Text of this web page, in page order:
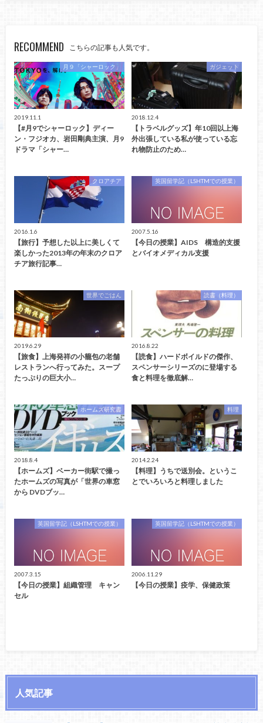
RECOMMEND こちらの記事も人気です。
月９「シャーロック」
2019.11.1
【#月9でシャーロック】ディー
ン・フジオカ、岩田剛典主演、月9
ドラマ「シャー…
ガジェット
2018.12.4
【トラベルグッズ】年10回以上海
外出張している私が使っている忘
れ物防止のため…
クロアチア
2016.1.6
【旅行】予想した以上に美しくて
楽しかった2013年の年末のクロア
チア旅行記事…
英国留学記（LSHTMでの授業）
2007.5.16
【今日の授業】AIDS 構造的支援
とバイオメディカル支援
世界でごはん
2019.6.29
【旅食】上海発祥の小籠包の老舗
レストランへ行ってみた。スープ
たっぷりの巨大小…
読書（料理）
2016.8.22
【読食】ハードボイルドの傑作、
スペンサーシリーズのに登場する
食と料理を徹底解…
ホームズ研究書
2018.8.4
【ホームズ】ベーカー街駅で撮っ
たホームズの写真が「世界の車窓
から DVDブッ…
料理
2014.2.24
【料理】うちで送別会。というこ
とでいろいろと料理しました
英国留学記（LSHTMでの授業）
2007.3.15
【今日の授業】組織管理 キャン
セル
英国留学記（LSHTMでの授業）
2006.11.29
【今日の授業】疫学、保健政策
人気記事